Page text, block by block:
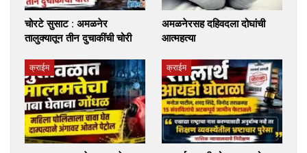
चोरटे सुसाट : अमळनेर
तालुक्यातून तीन दुचाकींची चोरी
अमळनेरसह दहिवदला दोघांची
आत्महत्या
क्राईम क्राईम